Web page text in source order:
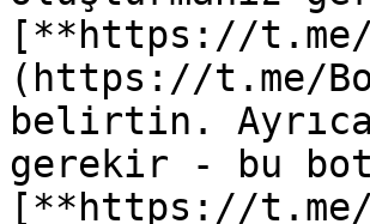
[**https://
(https://t.me/
belirtin. Ayrıca
gerekir - bu
[**https://t.me/